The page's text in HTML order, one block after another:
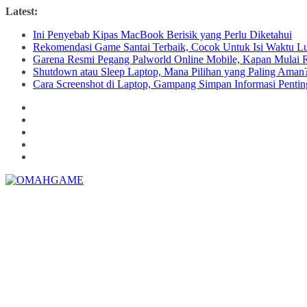
Skip
content
Latest:
Ini Penyebab Kipas MacBook Berisik yang Perlu Diketahui
Rekomendasi Game Santai Terbaik, Cocok Untuk Isi Waktu
Garena Resmi Pegang Palworld Online Mobile, Kapan Mulai
Shutdown atau Sleep Laptop, Mana Pilihan yang Paling
Cara Screenshot di Laptop, Gampang Simpan Informasi